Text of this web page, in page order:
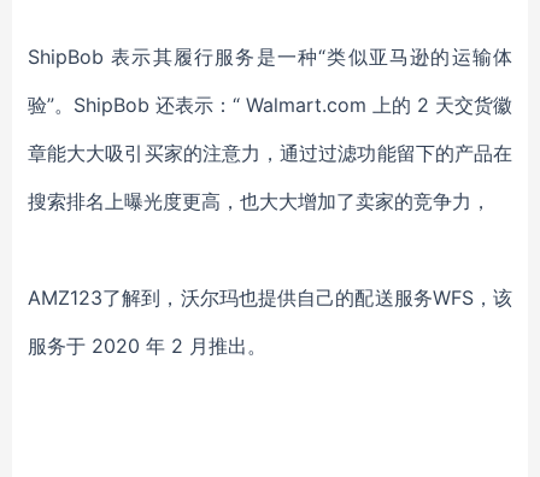
ShipBob 表示其履行服务是一种“类似亚马逊的运输体
验”。ShipBob 还表示：“ Walmart.com 上的 2 天交货徽
章能大大吸引买家的注意力，通过过滤功能留下的产品在
搜索排名上曝光度更高，也大大增加了卖家的竞争力，
AMZ123了解到，沃尔玛也提供自己的配送服务WFS，该
服务于 2020 年 2 月推出。